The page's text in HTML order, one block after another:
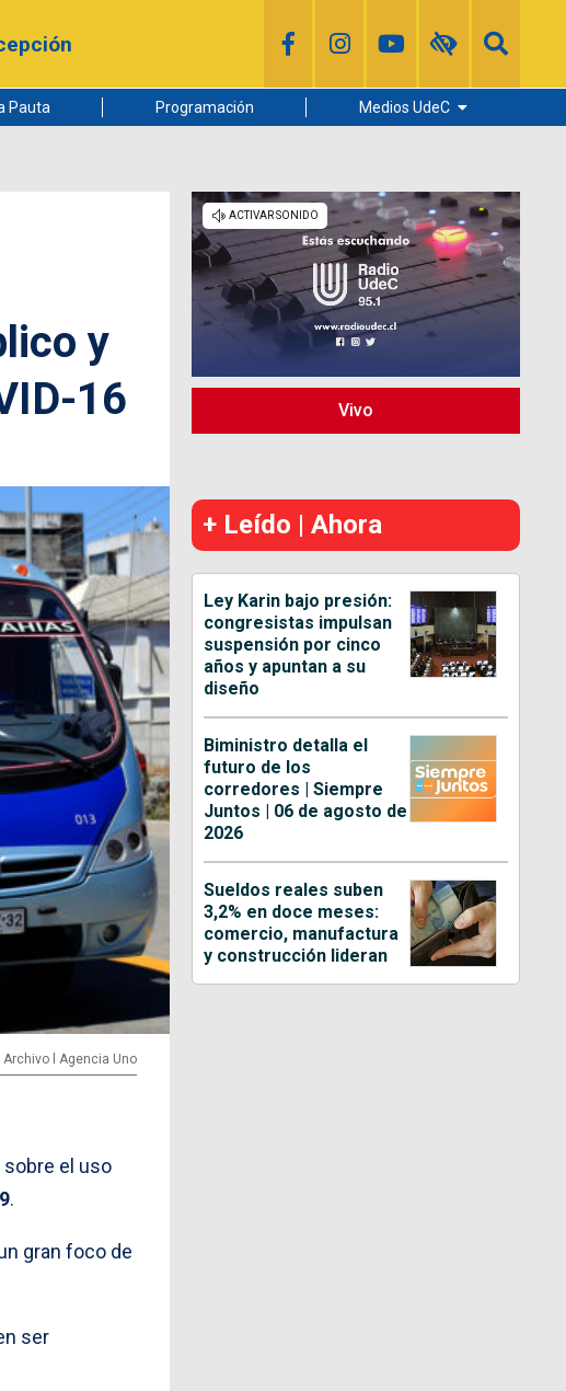
Pauta Programación Medios UdeC
Radio UdeC
Noticias UdeC
La Discusión
y
16
Archivo l Agencia Uno
sobre el uso
.
gran foco de
ser
Vivo
+ Leído | Ahora
Ley Karin bajo presión:
congresistas impulsan
suspensión por cinco
años y apuntan a su
diseño
Biministro detalla el
futuro de los
corredores | Siempre
Juntos | 06 de agosto de
2026
Sueldos reales suben
3,2% en doce meses:
comercio, manufactura
y construcción lideran